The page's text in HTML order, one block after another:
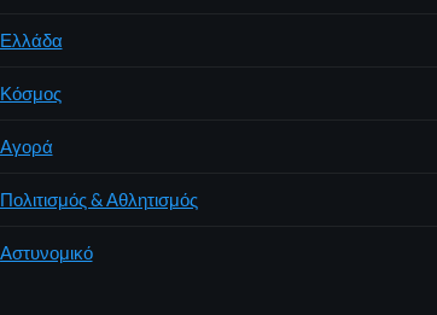
Ελλάδα
Κόσμος
Αγορά
Πολιτισμός & Αθλητισμός
Αστυνομικό